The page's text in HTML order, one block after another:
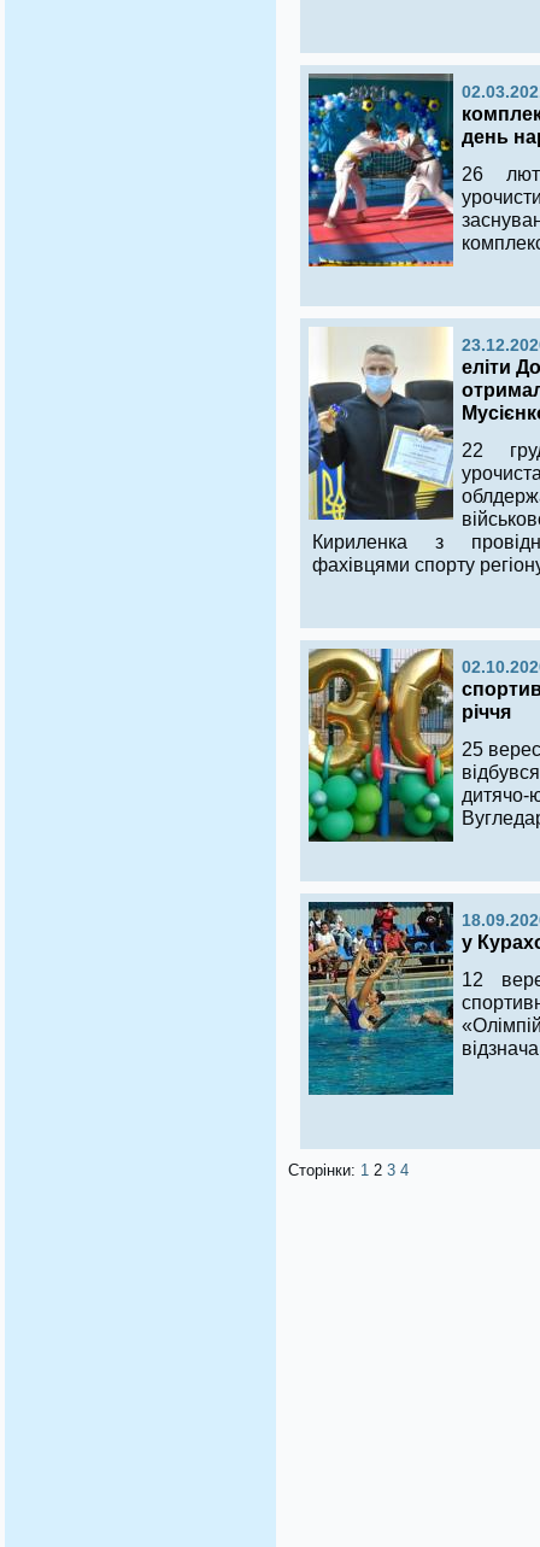
день
26
еліти
22
Кириленка з
фахівцями спорту
річчя
25
у
12
Сторінки: 1 2 3 4